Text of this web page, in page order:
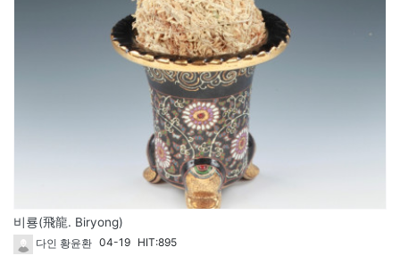
비룡(飛龍. Biryong)
다인 황윤환 04-19 HIT:895